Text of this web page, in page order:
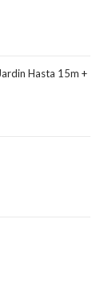
Hasta 15m +